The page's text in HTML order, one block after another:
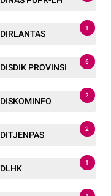
DIRLANTAS
1
DISDIK PROVINSI
6
DISKOMINFO
2
DITJENPAS
2
DLHK
1